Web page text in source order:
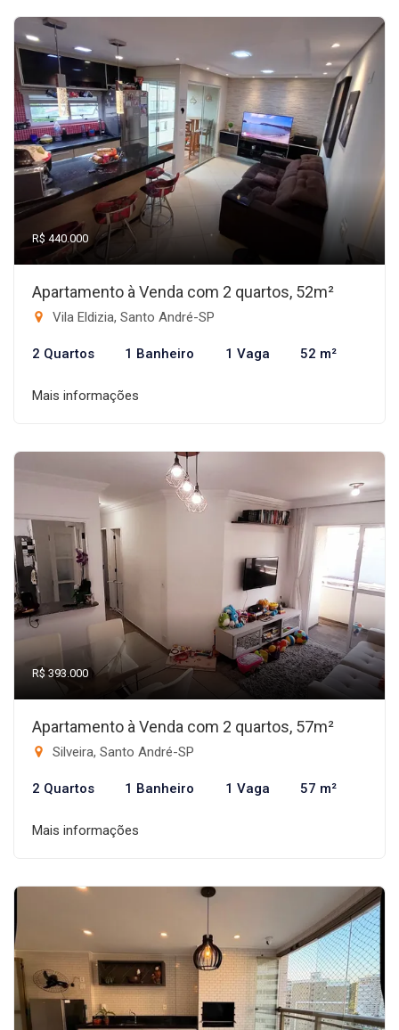
R$ 440.000
Apartamento à Venda com 2 quartos, 52m²
Vila Eldizia, Santo André-SP
2 Quartos 1 Banheiro 1 Vaga 52 m²
Mais informações
R$ 393.000
Apartamento à Venda com 2 quartos, 57m²
Silveira, Santo André-SP
2 Quartos 1 Banheiro 1 Vaga 57 m²
Mais informações